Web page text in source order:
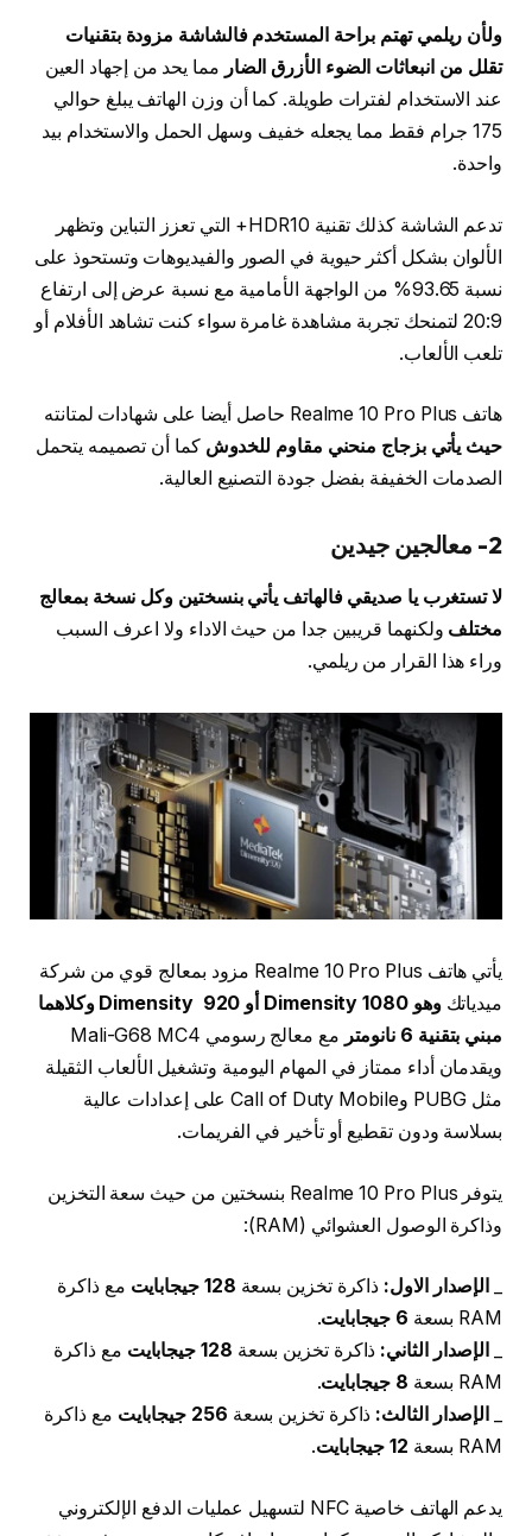
ولأن ريلمي تهتم براحة المستخدم فالشاشة مزودة بتقنيات
تقلل من انبعاثات الضوء الأزرق الضار مما يحد من إجهاد العين
عند الاستخدام لفترات طويلة. كما أن وزن الهاتف يبلغ حوالي
175 جرام فقط مما يجعله خفيف وسهل الحمل والاستخدام بيد
واحدة.
تدعم الشاشة كذلك تقنية HDR10+ التي تعزز التباين وتظهر
الألوان بشكل أكثر حيوية في الصور والفيديوهات وتستحوذ على
نسبة 93.65% من الواجهة الأمامية مع نسبة عرض إلى ارتفاع
20:9 لتمنحك تجربة مشاهدة غامرة سواء كنت تشاهد الأفلام أو
تلعب الألعاب.
هاتف Realme 10 Pro Plus حاصل أيضا على شهادات لمتانته
حيث يأتي بزجاج منحني مقاوم للخدوش كما أن تصميمه يتحمل
الصدمات الخفيفة بفضل جودة التصنيع العالية.
2- معالجين جيدين
لا تستغرب يا صديقي فالهاتف يأتي بنسختين وكل نسخة بمعالج
مختلف ولكنهما قريبين جدا من حيث الاداء ولا اعرف السبب
وراء هذا القرار من ريلمي.
يأتي هاتف Realme 10 Pro Plus مزود بمعالج قوي من شركة
ميدياتك
وهو Dimensity 1080 أو Dimensity 920 وكلاهما
مبني بتقنية 6 نانومتر
مع معالج رسومي Mali-G68 MC4
ويقدمان أداء ممتاز في المهام اليومية وتشغيل الألعاب الثقيلة
مثل PUBG وCall of Duty Mobile على إعدادات عالية
بسلاسة ودون تقطيع أو تأخير في الفريمات.
يتوفر Realme 10 Pro Plus بنسختين من حيث سعة التخزين
وذاكرة الوصول العشوائي (RAM):
الإصدار الاول: ذاكرة تخزين بسعة 128 جيجابايت
مع ذاكرة
RAM بسعة
6 جيجابايت
.
الإصدار الثاني: ذاكرة تخزين بسعة 128 جيجابايت
مع ذاكرة
RAM بسعة
8 جيجابايت
.
الإصدار الثالث: ذاكرة تخزين بسعة 256 جيجابايت
مع ذاكرة
RAM بسعة
12 جيجابايت .
يدعم الهاتف خاصية NFC لتسهيل عمليات الدفع الإلكتروني